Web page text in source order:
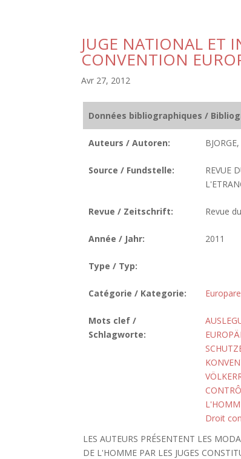
JUGE NATIONAL ET
CONVENTION
Avr 27, 2012
Données bibliographiques /
Auteurs / Autoren:
Source / Fundstelle:
REVUE
Revue / Zeitschrift: Revue
Année / Jahr: 2011
Type / Typ:
Catégorie / Kategorie:
Mots clef /
Schlagworte:
Droit
LES AUTEURS PRÉSENTENT LES
DE L'HOMME PAR LES JUGES